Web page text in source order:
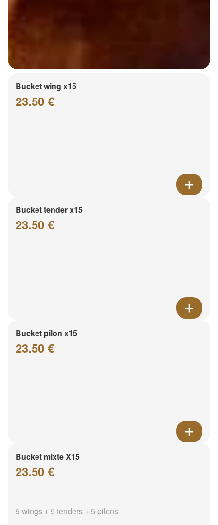
Bucket wing x15
23.50 €
Bucket tender x15
23.50 €
Bucket pilon x15
23.50 €
Bucket mixte X15
23.50 €
5 wings + 5 tenders + 5 pilons